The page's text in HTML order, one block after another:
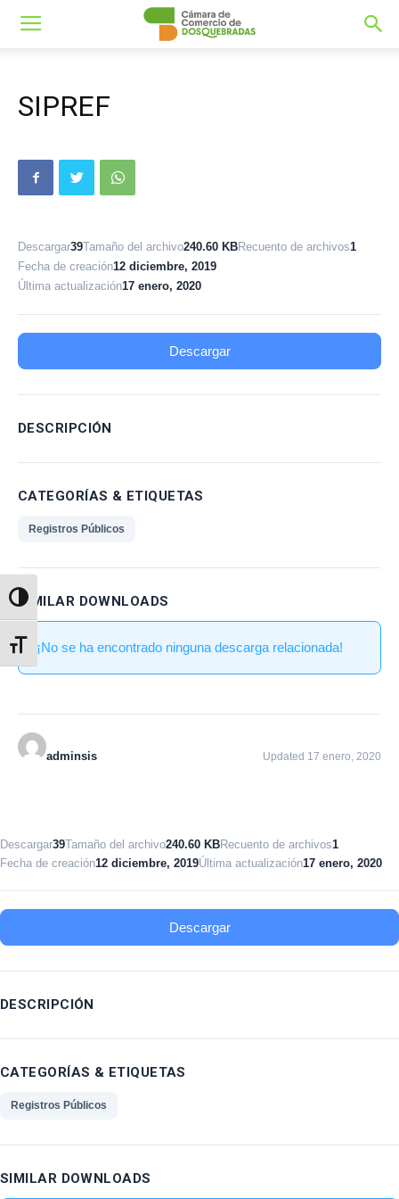
Alternar alto contraste
Alternar tamaño de letra
SIPREF
Descargar39Tamaño del archivo240.60 KBRecuento de archivos1
Fecha de creación12 diciembre, 2019
Última actualización17 enero, 2020
Descargar
DESCRIPCIÓN
CATEGORÍAS & ETIQUETAS
Registros Públicos
SIMILAR DOWNLOADS
¡No se ha encontrado ninguna descarga relacionada!
adminsis Updated 17 enero, 2020
Descargar39Tamaño del archivo240.60 KBRecuento de archivos1
Fecha de creación12 diciembre, 2019Última actualización17 enero, 2020
Descargar
DESCRIPCIÓN
CATEGORÍAS & ETIQUETAS
Registros Públicos
SIMILAR DOWNLOADS